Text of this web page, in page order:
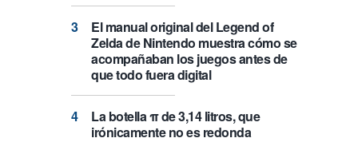
El manual original del Legend of
Zelda de Nintendo muestra cómo se
acompañaban los juegos antes de
que todo fuera digital
La botella π de 3,14 litros, que
irónicamente no es redonda